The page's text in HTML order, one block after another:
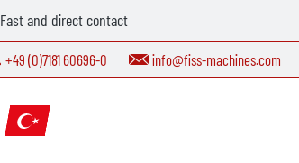
Fast and direct contact
+49 (0)7181 60696-0 info@fiss-machines.com